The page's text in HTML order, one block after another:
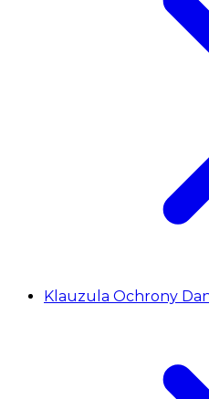
Klauzula Ochrony